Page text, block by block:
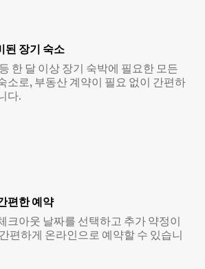
된 장기 숙소
한 달 이상 장기 숙박에 필요한 모든
소로, 부동산 계약이 필요 없이 간편하
다.
편한 예약
크아웃 날짜를 선택하고 추가 약정이
편하게 온라인으로 예약할 수 있습니